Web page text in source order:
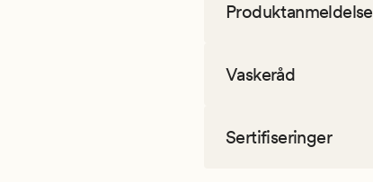
Vaskeråd
Sertifiseringer